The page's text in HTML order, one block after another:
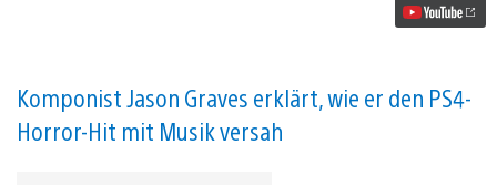
wie
er
entstanden
Komponist Jason Graves erklärt, wie er den PS4-
Horror-Hit mit Musik versah